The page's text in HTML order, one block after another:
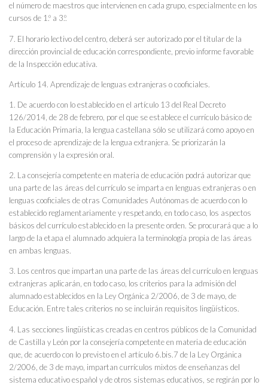
el número de maestros que intervienen en cada grupo, especialmente en los
cursos de 1.º a 3.º.
7. El horario lectivo del centro, deberá ser autorizado por el titular de la
dirección provincial de educación correspondiente, previo informe favorable
de la Inspección educativa.
Artículo 14. Aprendizaje de lenguas extranjeras o cooficiales.
1. De acuerdo con lo establecido en el artículo 13 del Real Decreto
126/2014, de 28 de febrero, por el que se establece el currículo básico de
la Educación Primaria, la lengua castellana sólo se utilizará como apoyo en
el proceso de aprendizaje de la lengua extranjera. Se priorizarán la
comprensión y la expresión oral.
2. La consejería competente en materia de educación podrá autorizar que
una parte de las áreas del currículo se imparta en lenguas extranjeras o en
lenguas cooficiales de otras Comunidades Autónomas de acuerdo con lo
establecido reglamentariamente y respetando, en todo caso, los aspectos
básicos del currículo establecido en la presente orden. Se procurará que a lo
largo de la etapa el alumnado adquiera la terminología propia de las áreas
en ambas lenguas.
3. Los centros que impartan una parte de las áreas del currículo en lenguas
extranjeras aplicarán, en todo caso, los criterios para la admisión del
alumnado establecidos en la Ley Orgánica 2/2006, de 3 de mayo, de
Educación. Entre tales criterios no se incluirán requisitos lingüísticos.
4. Las secciones lingüísticas creadas en centros públicos de la Comunidad
de Castilla y León por la consejería competente en materia de educación
que, de acuerdo con lo previsto en el artículo 6.bis.7 de la Ley Orgánica
2/2006, de 3 de mayo, impartan currículos mixtos de enseñanzas del
sistema educativo español y de otros sistemas educativos, se regirán por lo